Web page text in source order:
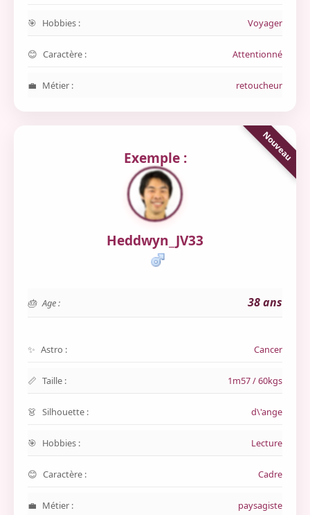
Hobbies : Voyager
Caractère : Attentionné
Métier : retoucheur
Exemple :
Heddwyn_JV33
Age : 38 ans
Astro : Cancer
Taille : 1m57 / 60kgs
Silhouette : d\'ange
Hobbies : Lecture
Caractère : Cadre
Métier : paysagiste